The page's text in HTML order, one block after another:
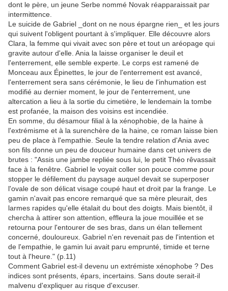
dont le père, un jeune Serbe nommé Novak réapparaissait par
intermittence.
Le suicide de Gabriel _dont on ne nous épargne rien_ et les jours
qui suivent l'obligent pourtant à s'impliquer. Elle découvre alors
Clara, la femme qui vivait avec son père et tout un aréopage qui
gravite autour d'elle. Ania la laisse organiser le deuil et
l'enterrement, elle semble experte. Le corps est ramené de
Monceau aux Épinettes, le jour de l'enterrement est avancé,
l'enterrement sera sans cérémonie, le lieu de l'inhumation est
modifié au dernier moment, le jour de l'enterrement, une
altercation a lieu à la sortie du cimetière, le lendemain la tombe
est profanée, la maison des voisins est incendiée.
En somme, du désamour filial à la xénophobie, de la haine à
l'extrémisme et à la surenchère de la haine, ce roman laisse bien
peu de place à l'empathie. Seule la tendre relation d'Ania avec
son fils donne un peu de douceur humaine dans cet univers de
brutes : "Assis une jambe repliée sous lui, le petit Théo rêvassait
face à la fenêtre. Gabriel le voyait coller son pouce comme pour
stopper le défilement du paysage auquel devait se superposer
l'ovale de son délicat visage coupé haut et droit par la frange. Le
gamin n'avait pas encore remarqué que sa mère pleurait, des
larmes rapides qu'elle étalait du bout des doigts. Mais bientôt, il
chercha à attirer son attention, effleura la joue mouillée et se
retourna pour l'entourer de ses bras, dans un élan tellement
concerné, douloureux. Gabriel n'en revenait pas de l'intention et
de l'empathie, le gamin lui avait paru emprunté, timide et terne
tout à l'heure." (p.11)
Comment Gabriel est-il devenu un extrémiste xénophobe ? Des
indices sont présents, épars, incertains. Sans doute serait-il
malvenu d'expliquer au risque d'excuser.